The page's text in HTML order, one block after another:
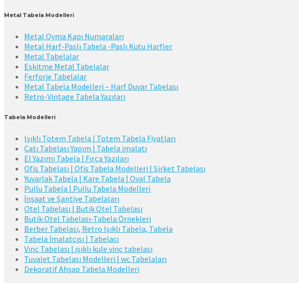
Metal Tabela Modelleri
Metal Oyma Kapı Numaraları
Metal Harf-Paslı Tabela -Paslı Kutu Harfler
Metal Tabelalar
Eskitme Metal Tabelalar
Ferforje Tabelalar
Metal Tabela Modelleri – Harf Duvar Tabelası
Retro-Vintage Tabela Yazıları
Tabela Modelleri
Işıklı Totem Tabela | Totem Tabela Fiyatları
Çatı Tabelası Yapım | Tabela imalatı
El Yazımı Tabela | Fırça Yazıları
Ofis Tabelası | Ofis Tabela Modelleri | Şirket Tabelası
Yuvarlak Tabela | Kare Tabela | Oval Tabela
Pullu Tabela | Pullu Tabela Modelleri
İnşaat ve Şantiye Tabelaları
Otel Tabelası | Butik Otel Tabelası
Butik Otel Tabelası-Tabela Örnekleri
Berber Tabelası, Retro Işıklı Tabela, Tabela
Tabela İmalatçısı | Tabelacı
Vinç Tabelası | ışıklı kule vinç tabelası
Tuvalet Tabelası Modelleri | wc Tabelaları
Dekoratif Ahşap Tabela Modelleri